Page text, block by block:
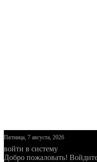
Пятница, 7 августа, 2026
войти в систему
Добро пожаловать!